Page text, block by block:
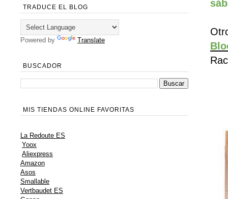
TRADUCE EL BLOG
Powered by Translate
BUSCADOR
MIS TIENDAS ONLINE FAVORITAS
La Redoute ES
Yoox
Aliexpress
Amazon
Asos
Smallable
Vertbaudet ES